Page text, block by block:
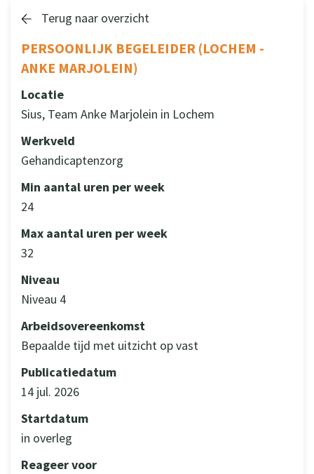
Terug naar overzicht
PERSOONLIJK BEGELEIDER (LOCHEM -
ANKE MARJOLEIN)
Locatie
Sius, Team Anke Marjolein in Lochem
Werkveld
Gehandicaptenzorg
Min aantal uren per week
24
Max aantal uren per week
32
Niveau
Niveau 4
Arbeidsovereenkomst
Bepaalde tijd met uitzicht op vast
Publicatiedatum
14 jul. 2026
Startdatum
in overleg
Reageer voor